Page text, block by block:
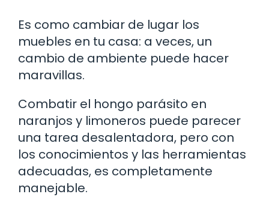
Es como cambiar de lugar los
muebles en tu casa: a veces, un
cambio de ambiente puede hacer
maravillas.
Combatir el hongo parásito en
naranjos y limoneros puede parecer
una tarea desalentadora, pero con
los conocimientos y las herramientas
adecuadas, es completamente
manejable.